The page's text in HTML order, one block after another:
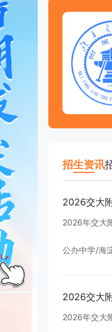
招生资讯
2026交大
2026年交大
公办中学/海
2026交大
2026年交大